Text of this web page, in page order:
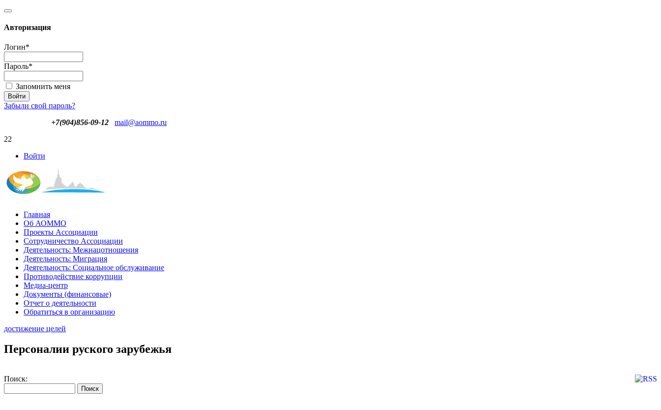
Авторизация
Логин*
Пароль*
Запомнить меня
Забыли свой пароль?
+7(904)856-09-12
mail@aommo.ru
22
Войти
Главная
Об АОММО
Проекты Ассоциации
Сотрудничество Ассоциации
Деятельность: Межнацотношения
Деятельность: Миграция
Деятельность: Социальное обслуживание
Противодействие коррупции
Медиа-центр
Документы (финансовые)
Отчет о деятельности
Обратиться в организацию
достижение целей
Персоналии руского зарубежья
Поиск: